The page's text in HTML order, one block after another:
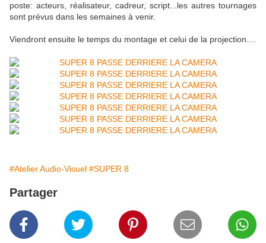
poste: acteurs, réalisateur, cadreur, script...les autres tournages
sont prévus dans les semaines à venir.
Viendront ensuite le temps du montage et celui de la projection....
#Atelier Audio-Visuel #SUPER 8
Partager